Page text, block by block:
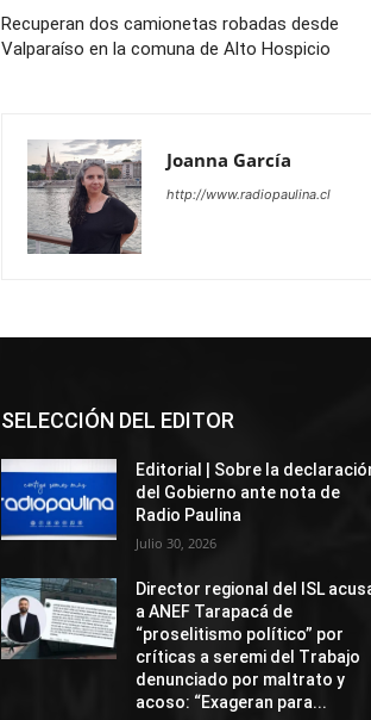
Recuperan dos camionetas robadas desde
Valparaíso en la comuna de Alto Hospicio
Joanna García
http://www.radiopaulina.cl
SELECCIÓN DEL EDITOR
Editorial | Sobre la
del Gobierno ante nota de
Radio Paulina
Julio 30, 2026
Director regional del ISL
a ANEF Tarapacá de
“proselitismo político” por
críticas a seremi del Trabajo
denunciado por maltrato y
acoso: “Exageran para...